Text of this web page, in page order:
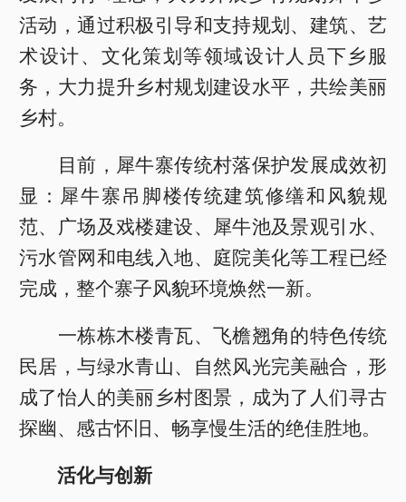
活动，通过积极引导和支持规划、建筑、艺
术设计、文化策划等领域设计人员下乡服
务，大力提升乡村规划建设水平，共绘美丽
乡村。
目前，犀牛寨传统村落保护发展成效初
显：犀牛寨吊脚楼传统建筑修缮和风貌规
范、广场及戏楼建设、犀牛池及景观引水、
污水管网和电线入地、庭院美化等工程已经
完成，整个寨子风貌环境焕然一新。
一栋栋木楼青瓦、飞檐翘角的特色传统
民居，与绿水青山、自然风光完美融合，形
成了怡人的美丽乡村图景，成为了人们寻古
探幽、感古怀旧、畅享慢生活的绝佳胜地。
活化与创新